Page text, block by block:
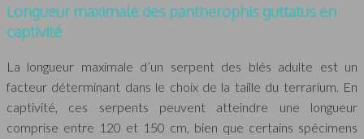
Longueur maximale des pantherophis guttatus en
captivité
La longueur maximale d’un serpent des blés adulte est un
facteur déterminant dans le choix de la taille du terrarium. En
captivité, ces serpents peuvent atteindre une longueur
comprise entre 120 et 150 cm, bien que certains spécimens